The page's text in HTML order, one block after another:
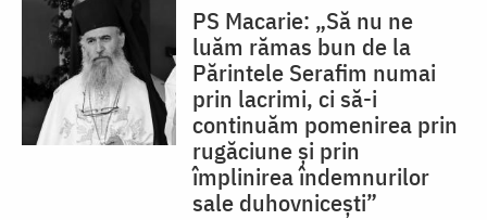
PS Macarie: „Să nu ne
luăm rămas bun de la
Părintele Serafim numai
prin lacrimi, ci să-i
continuăm pomenirea prin
rugăciune și prin
împlinirea îndemnurilor
sale duhovnicești”